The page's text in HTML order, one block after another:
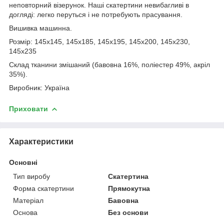
неповторний візерунок. Наші скатертини невибагливі в
догляді: легко перуться і не потребують прасування.
Вишивка машинна.
Розмір: 145х145, 145х185, 145х195, 145х200, 145х230,
145х235
Склад тканини змішаний (бавовна 16%, поліестер 49%, акріл
35%).
Виробник: Україна
Приховати
Характеристики
Основні
Тип виробу
Скатертина
Форма скатертини
Прямокутна
Матеріал
Бавовна
Основа
Без основи